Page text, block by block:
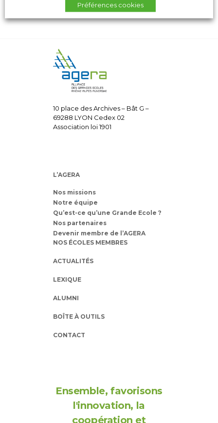
10 place des Archives – Bât G –
69288 LYON Cedex 02
Association loi 1901
L’AGERA
Nos missions
Notre équipe
Qu’est-ce qu’une Grande Ecole ?
Nos partenaires
Devenir membre de l’AGERA
NOS ÉCOLES MEMBRES
ACTUALITÉS
LEXIQUE
ALUMNI
BOÎTE À OUTILS
CONTACT
Ensemble, favorisons
l'innovation, la
coopération et
Préférences cookies